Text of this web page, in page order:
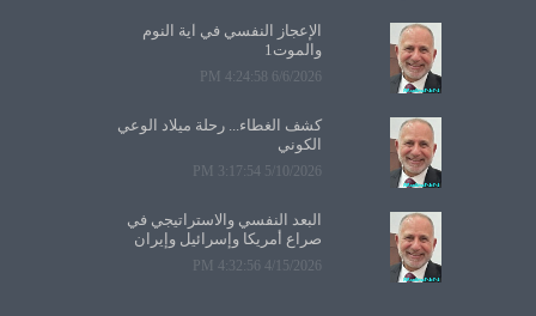
الإعجاز النفسي في آية النوم
والموت1
6/6/2026 4:24:58 PM
كشف الغطاء... رحلة ميلاد الوعي
الكوني
5/10/2026 3:17:54 PM
البعد النفسي والاستراتيجي في
صراع أمريكا وإسرائيل وإيران
4/15/2026 4:32:56 PM